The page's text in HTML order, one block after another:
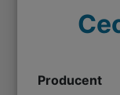
Producent